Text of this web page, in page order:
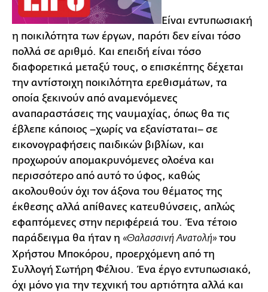
Είναι εντυπωσιακή
η ποικιλότητα των έργων, παρότι δεν είναι τόσο
πολλά σε αριθμό. Και επειδή είναι τόσο
διαφορετικά μεταξύ τους, ο επισκέπτης δέχεται
την αντίστοιχη ποικιλότητα ερεθισμάτων, τα
οποία ξεκινούν από αναμενόμενες
αναπαραστάσεις της ναυμαχίας, όπως θα τις
έβλεπε κάποιος –χωρίς να εξανίσταται– σε
εικονογραφήσεις παιδικών βιβλίων, και
προχωρούν απομακρυνόμενες ολοένα και
περισσότερο από αυτό το ύφος, καθώς
ακολουθούν όχι τον άξονα του θέματος της
έκθεσης αλλά απίθανες κατευθύνσεις, απλώς
εφαπτόμενες στην περιφέρειά του. Ένα τέτοιο
παράδειγμα θα ήταν η «Θαλασσινή Ανατολή» του
Χρήστου Μποκόρου, προερχόμενη από τη
Συλλογή Σωτήρη Φέλιου. Ένα έργο εντυπωσιακό,
όχι μόνο για την τεχνική του αρτιότητα αλλά και